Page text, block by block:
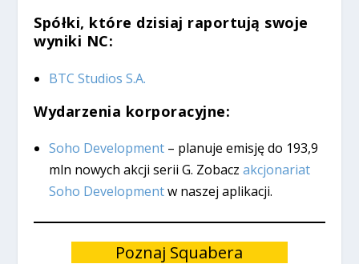
Spółki, które dzisiaj raportują swoje
wyniki NC:
BTC Studios S.A.
Wydarzenia korporacyjne:
Soho Development– planuje emisję do 193,9
mln nowych akcji serii G. Zobacz akcjonariat
Soho Developmentw naszej aplikacji.
Poznaj Squabera